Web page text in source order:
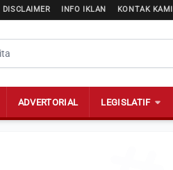
DISCLAIMER INFO IKLAN KONTAK KAMI
ADVERTORIAL LEGISLATIF